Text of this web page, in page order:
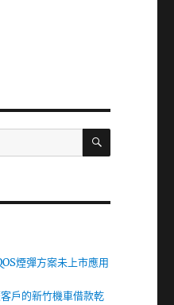
搜
煙彈方案未上市應用
戶的新竹機車借款乾